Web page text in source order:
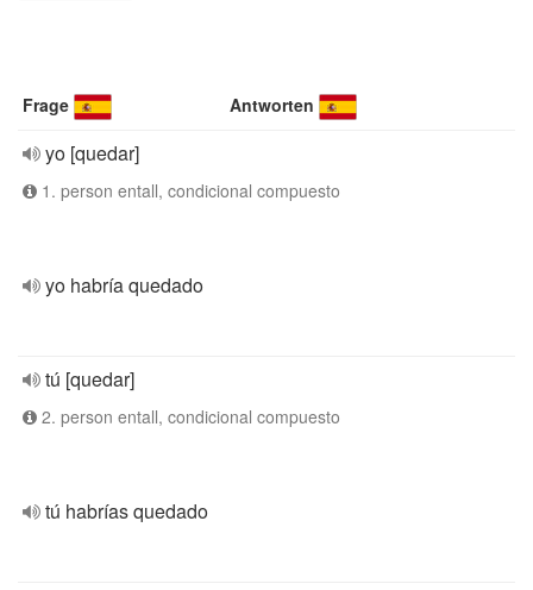
Frage Antworten
yo [quedar]
1. person entall, condicional compuesto
yo habría quedado
tú [quedar]
2. person entall, condicional compuesto
tú habrías quedado